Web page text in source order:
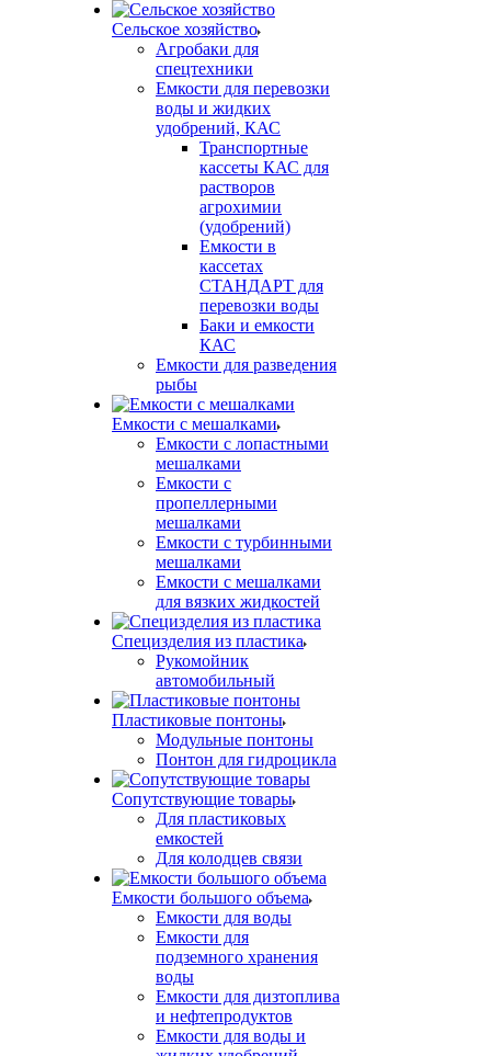
Сельское хозяйство
Агробаки для
спецтехники
Емкости для перевозки
воды и жидких
удобрений, КАС
Транспортные
кассеты КАС для
растворов
агрохимии
(удобрений)
Емкости в
кассетах
СТАНДАРТ для
перевозки воды
Баки и емкости
КАС
Емкости для разведения
рыбы
Емкости с мешалками
Емкости с лопастными
мешалками
Емкости с
пропеллерными
мешалками
Емкости с турбинными
мешалками
Емкости с мешалками
для вязких жидкостей
Специзделия из пластика
Рукомойник
автомобильный
Пластиковые понтоны
Модульные понтоны
Понтон для гидроцикла
Сопутствующие товары
Для пластиковых
емкостей
Для колодцев связи
Емкости большого объема
Емкости для воды
Емкости для
подземного хранения
воды
Емкости для дизтоплива
и нефтепродуктов
Емкости для воды и